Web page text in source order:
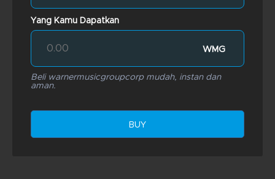
Yang Kamu Dapatkan
WMG
Beli warnermusicgroupcorp mudah, instan dan
aman.
BUY